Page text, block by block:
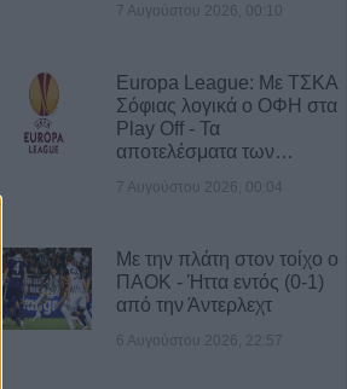
Πωλείται μονοκατοικία τριών επιπέδων στο καταπράσινο Πευκόφυτο Καρδίτσας
7 Αυγούστου 2026, 00:10
Europa League: Με ΤΣΚΑ
Σόφιας λογικά ο ΟΦΗ στα
Play Off - Τα
αποτελέσματα των…
7 Αυγούστου 2026, 00:04
Με την πλάτη στον τοίχο ο
ΠΑΟΚ - Ήττα εντός (0-1)
από την Άντερλεχτ
6 Αυγούστου 2026, 22:57